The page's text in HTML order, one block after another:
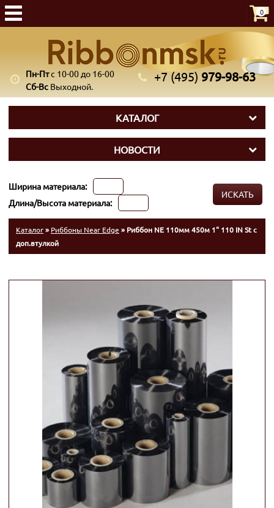
0
Пн-Птс 10-00 до 16-00
Сб-Вс Выходной.
+7 (495) 979-98-63
КАТАЛОГ
НОВОСТИ
Ширина материала:
Длина/Высота материала:
ИСКАТЬ
Каталог» Риббоны Near Edge » Риббон NE 110мм 450м 1" 110 IN St с
доп.втулкой